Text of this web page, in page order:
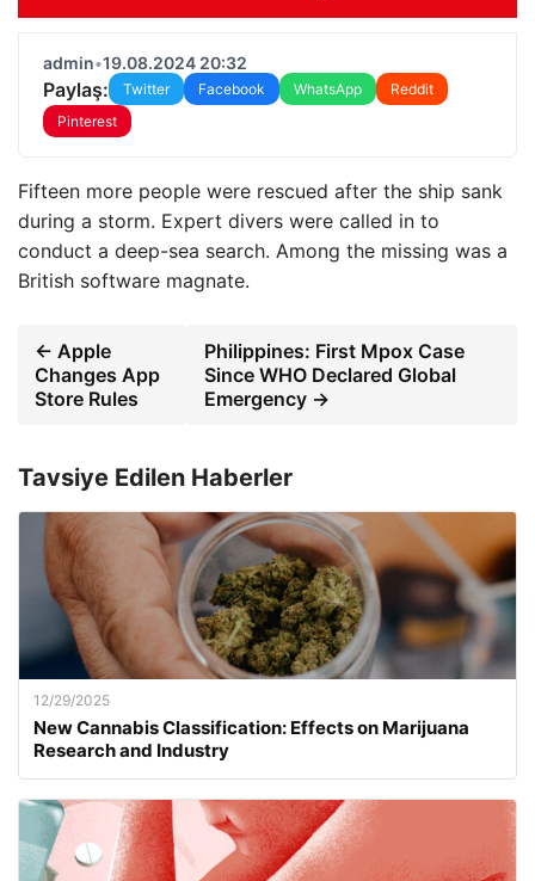
admin•19.08.2024 20:32
Paylaş: Twitter Facebook WhatsApp
Reddit
Pinterest
Fifteen more people were rescued after the ship sank
during a storm. Expert divers were called in to
conduct a deep-sea search. Among the missing was a
British software magnate.
← Apple
Changes App
Store Rules
Philippines: First Mpox Case
Since WHO Declared Global
Emergency →
Tavsiye Edilen Haberler
12/29/2025
New Cannabis Classification: Effects on Marijuana
Research and Industry